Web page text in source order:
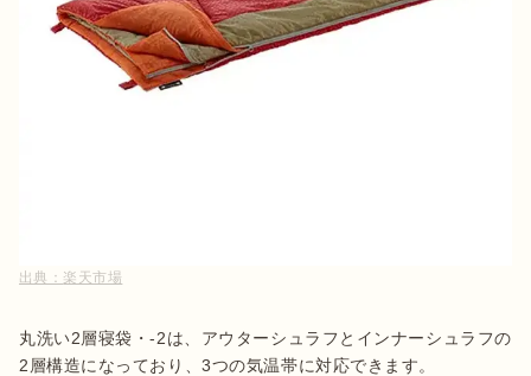
出典： 楽天市場
丸洗い2層寝袋・-2は、アウターシュラフとインナーシュラフの
2層構造になっており、3つの気温帯に対応できます。